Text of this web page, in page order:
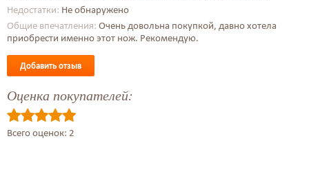
Недостатки: Не обнаружено
Общие впечатления: Очень довольна покупкой, давно хотела
приобрести именно этот нож. Рекомендую.
Добавить отзыв
Оценка покупателей:
Всего оценок: 2